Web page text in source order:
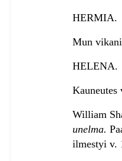
HERMIA.
Mun
HELENA.
Kauneutes
William
unelma.
ilmestyi v.